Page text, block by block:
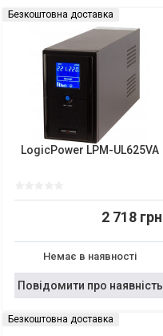
Безкоштовна доставка
LogicPower LPM-UL625VA
2 718 грн
Немає в наявності
Повідомити про наявність
Безкоштовна доставка